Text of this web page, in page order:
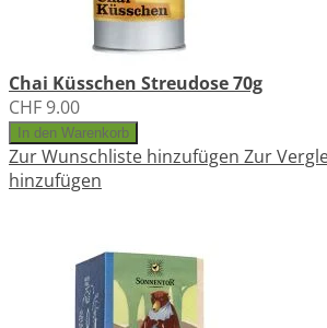
Chai Küsschen Streudose 70g
CHF 9.00
In den Warenkorb
Zur Wunschliste hinzufügen Zur
hinzufügen